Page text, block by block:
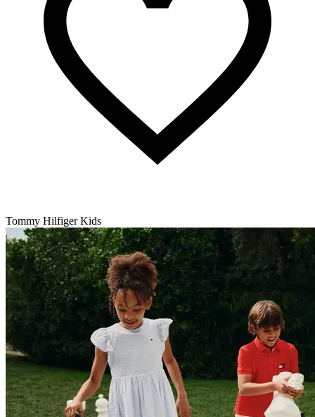
Tommy Hilfiger Kids